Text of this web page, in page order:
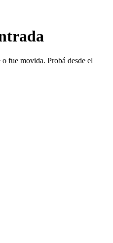
fue movida. Probá desde el